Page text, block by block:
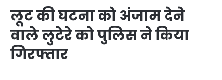
लूट की घटना को अंजाम देने
वाले लुटेरे को पुलिस ने किया
गिरफ्तार